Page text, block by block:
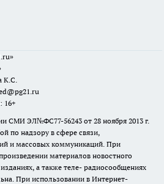
К.С.
16+
СМИ ЭЛ№ФС77-56243 от 28 ноября 2013 г.
по надзору в сфере связи,
и массовых коммуникаций. При
материалов новостного
а также теле- радиосообщениях
При использовании в Интернет-